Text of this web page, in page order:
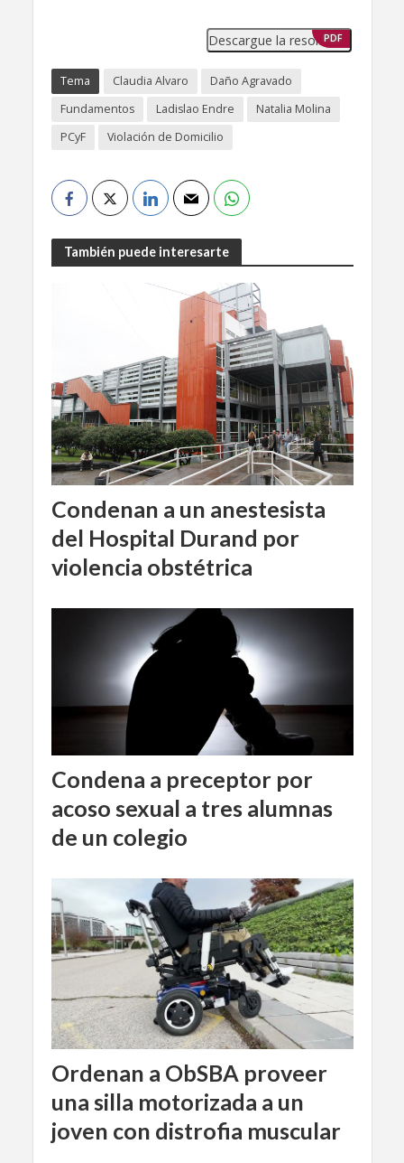
Descargue la resolución
PDF
Tema Claudia Alvaro
Daño Agravado
Fundamentos
Ladislao Endre
Natalia Molina
PCyF
Violación de Domicilio
También puede interesarte
Condenan a un anestesista
del Hospital Durand por
violencia obstétrica
Condena a preceptor por
acoso sexual a tres alumnas
de un colegio
Ordenan a ObSBA proveer
una silla motorizada a un
joven con distrofia muscular